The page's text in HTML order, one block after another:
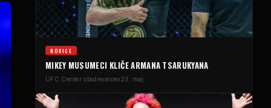
NOVICE
MIKEY MUSUMECI KLIČE ARMANA TSARUKYANA
UFC Center oboževalcev 23. maj